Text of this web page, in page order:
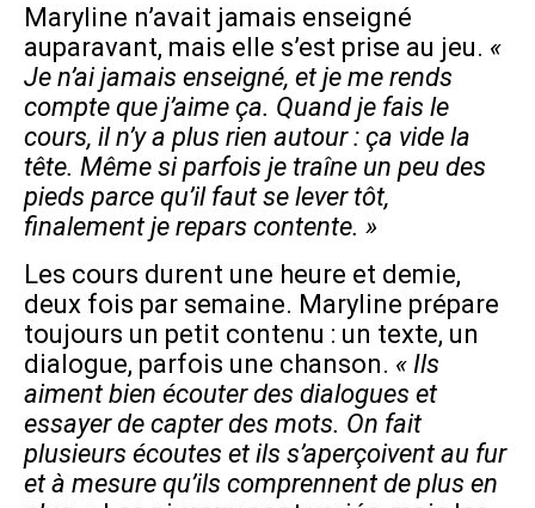
Maryline n’avait jamais enseigné
auparavant, mais elle s’est prise au jeu. «
Je n’ai jamais enseigné, et je me rends
compte que j’aime ça. Quand je fais le
cours, il n’y a plus rien autour : ça vide la
tête. Même si parfois je traîne un peu des
pieds parce qu’il faut se levertôt,
finalement je repars contente. »
Les cours durent une heure et demie,
deux fois par semaine. Maryline prépare
toujours un petit contenu : un texte, un
dialogue, parfois une chanson. « Ils
aiment bien écouter des dialogues et
essayer de capter des mots. On fait
plusieurs écoutes et ils s’aperçoivent au fur
et à mesure qu’ils comprennent de plus en